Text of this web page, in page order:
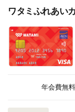
ワタミふれあい
年会費無料